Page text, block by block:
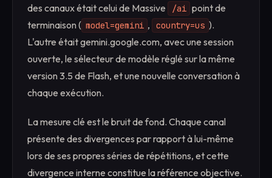
des canaux était celui de Massive
/ai point de
terminaison ( model=gemini , country=us ).
L'autre était gemini.google.com, avec une session
ouverte, le sélecteur de modèle réglé sur la même
version 3.5 de Flash, et une nouvelle conversation à
chaque exécution.
La mesure clé est le bruit de fond. Chaque canal
présente des divergences par rapport à lui-même
lors de ses propres séries de répétitions, et cette
divergence interne constitue la référence objective.